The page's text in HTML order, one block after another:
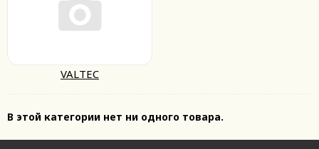
VALTEC
В этой категории нет ни одного товара.